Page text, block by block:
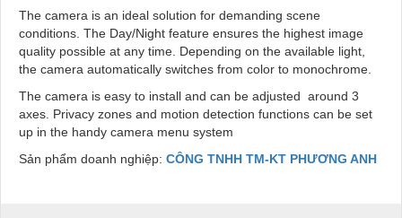
The camera is an ideal solution for demanding scene
conditions. The Day/Night feature ensures the highest image
quality possible at any time. Depending on the available light,
the camera automatically switches from color to monochrome.
The camera is easy to install and can be adjusted around 3
axes. Privacy zones and motion detection functions can be set
up in the handy camera menu system
Sản phẩm doanh nghiệp: CÔNG TNHH TM-KT PHƯƠNG ANH